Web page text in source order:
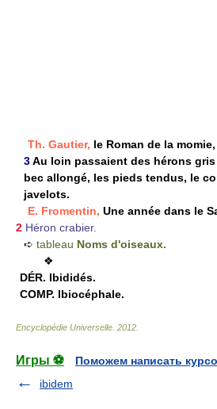
Th. Gautier, le Roman de la
3Au loin passaient des hérons
bec allongé, les pieds tendus, le
javelots.
E. Fromentin, Une année dans le
2 Héron crabier.
➪ tableau Noms d'oiseaux.
❖
DÉR. Ibididés.
COMP. Ibiocéphale.
Encyclopédie Universelle 2012
Игры ⚽
Поможем написать
ibidem